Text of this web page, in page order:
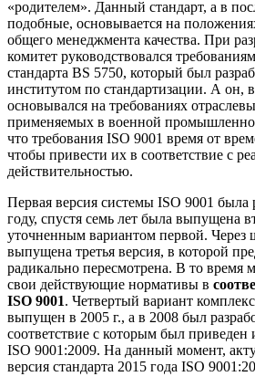
«родителем». Данный стандарт, а в
подобные, основывается на
общего менеджмента качества. При
комитет руководствовался
стандарта BS 5750, который был
институтом по стандартизации. А он,
основывался на требованиях
применяемых в военной
что требования ISO 9001 время от
чтобы привести их в соответствие с
действительностью.
Первая версия системы ISO 9001 была
году, спустя семь лет была выпущена
уточненным вариантом первой. Через
выпущена третья версия, в которой
радикально пересмотрена. В то время
свои действующие нормативы в
ISO 9001. Четвертый вариант
выпущен в 2005 г., а в 2008 был
соответствие с которым был
ISO 9001:2009. На данный момент,
версия стандарта 2015 года ISO